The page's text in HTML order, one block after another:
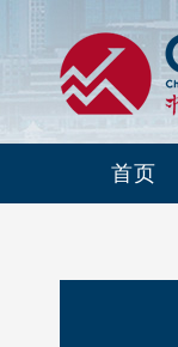
首页